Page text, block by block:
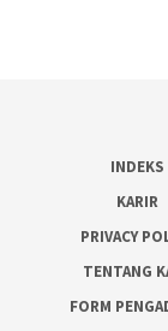
INDEKS
KARIR
PRIVACY
TENTANG
FORM